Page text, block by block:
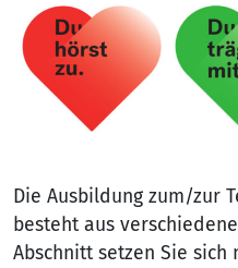
Die Ausbildung zum/zur
besteht aus
Abschnitt setzen Sie